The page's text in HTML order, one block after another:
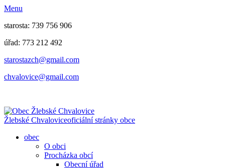
Menu
starosta: 739 756 906
úřad: 773 212 492
​​​​starostazch@gmail.com
​​​​chvalovice@gmail.com
Žlebské Chvaloviceoficiální stránky obce
obec
O obci
Procházka obcí
Obecní úřad